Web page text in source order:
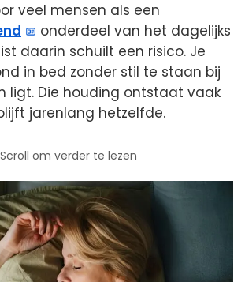
veel mensen als een
onderdeel van het dagelijks
daarin schuilt een risico. Je
in bed zonder stil te staan bij
ligt. Die houding ontstaat vaak
jarenlang hetzelfde.
Scroll om verder te lezen